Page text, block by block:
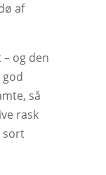
af
og den
så
rask
sort